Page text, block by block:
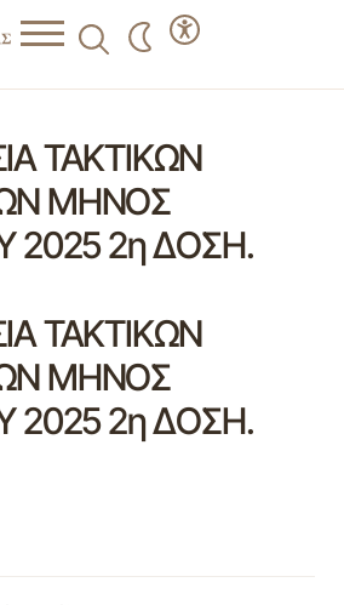
ΤΑΚΤΙΚΩΝ
ΜΗΝΟΣ
2025 2η ΔΟΣΗ.
ΤΑΚΤΙΚΩΝ
ΜΗΝΟΣ
2025 2η ΔΟΣΗ.